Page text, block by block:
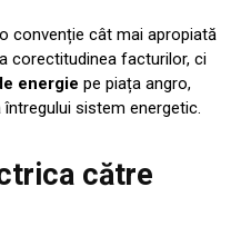
convenție cât mai apropiată
corectitudinea facturilor, ci
energie pe piața angro,
sistem energetic.
către